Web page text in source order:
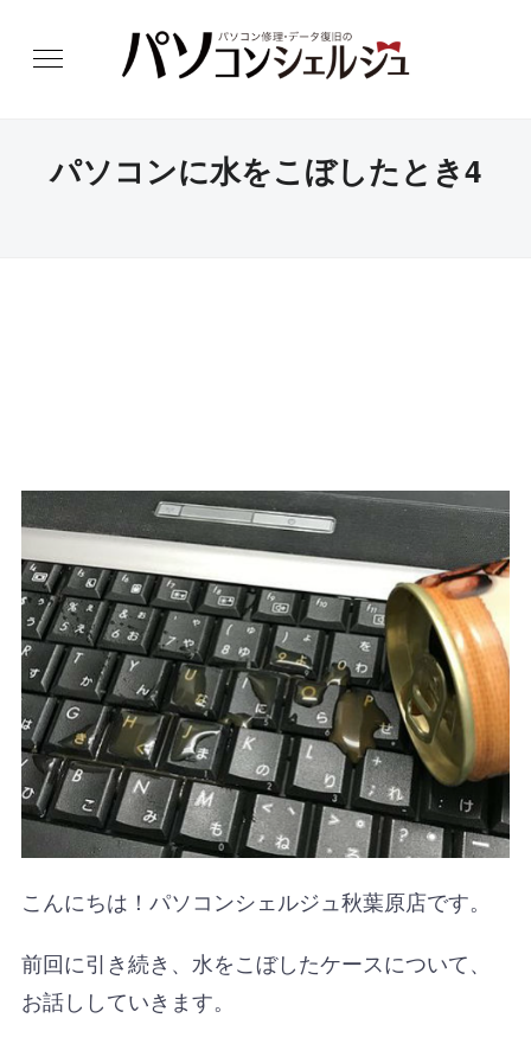
パソコンに水をこぼしたとき4
こんにちは！パソコンシェルジュ秋葉原店です。
前回に引き続き、水をこぼしたケースについて、
お話ししていきます。